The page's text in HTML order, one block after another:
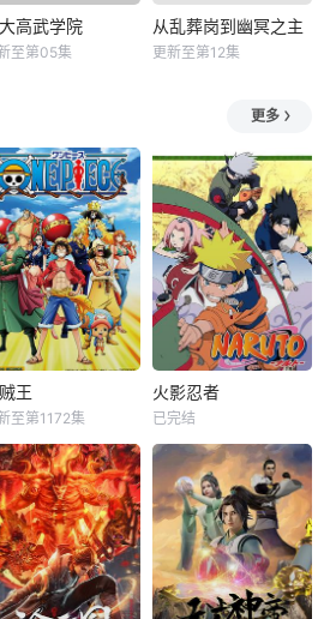
高武学院
至第05集
从乱葬岗到幽冥之主
更新至第12集
更多
王
至第1172集
火影忍者
已完结